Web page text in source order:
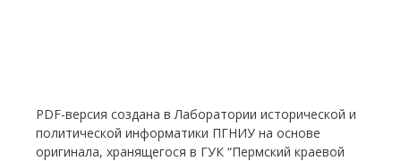
PDF-версия создана в Лаборатории исторической и
политической информатики ПГНИУ на основе
оригинала, хранящегося в ГУК “Пермский краевой